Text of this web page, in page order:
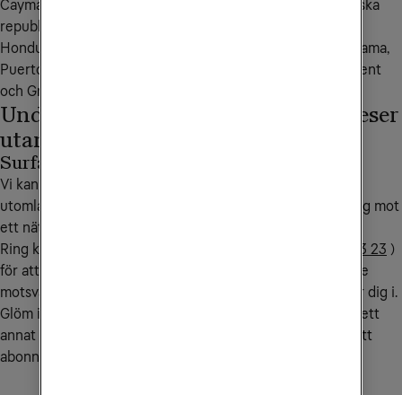
Caymanöarna, Costa Rica, Curacao, Dominica, Dominikanska
republiken, El Salvador, Grönland, Grenada, Guatemala,
Honduras, Jamaica, Kanada, Kuba, Mexiko, Nicaragua, Panama,
Puerto Rico, Saint Kitts och Nevis, Saint Lucia, Saint Vincent
och Grenadinerna, Turks och Caicos Islands, USA.
Undvik onödiga kostnader när du reser
utanför EU/EES
Surfa endast på WiFi
Vi kan lägga på en spärr på ditt abonnemang när du är
utomlands. Spärren aktiveras när din mobil kopplar upp sig mot
ett nät utomlands och avaktiveras när du kommer hem.
Ring kundservice på
+46 772 23 23 23 )
för att aktivera spärren. Samtalskostnaden till kundservice
motsvarar ett samtal till Sverige från det land du befinner dig i.
Glöm inte att sätta på dataroaming i din mobil när du är i ett
annat EU/EES-land för att kunna utnyttja mobilsurfen i ditt
abonnemang.